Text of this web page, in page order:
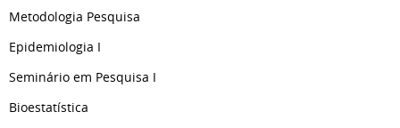
Metodologia Pesquisa
Epidemiologia I
Seminário em Pesquisa I
Bioestatística